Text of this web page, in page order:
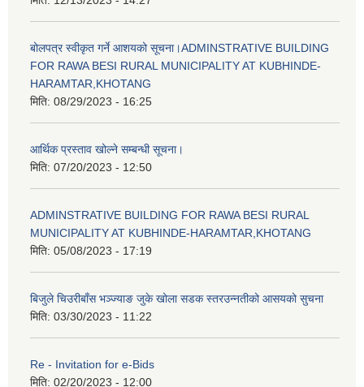
बोलपत्र स्वीकृत गर्ने आशयको सूचना।ADMINSTRATIVE BUILDING
FOR RAWA BESI RURAL MUNICIPALITY AT KUBHINDE-
HARAMTAR,KHOTANG
मिति: 08/29/2023 - 16:25
आर्थिक प्रस्ताव खोल्ने सम्बन्धी सूचना।
मिति: 07/20/2023 - 12:50
ADMINSTRATIVE BUILDING FOR RAWA BESI RURAL
MUNICIPALITY AT KUBHINDE-HARAMTAR,KHOTANG
मिति: 05/08/2023 - 17:19
बिजुले चिउरीबाँस भञ्ज्याङ जुके खोला सडक स्तरउन्नतीको आसयको सुचना
मिति: 03/30/2023 - 11:22
Re - Invitation for e-Bids
मिति: 02/20/2023 - 12:00